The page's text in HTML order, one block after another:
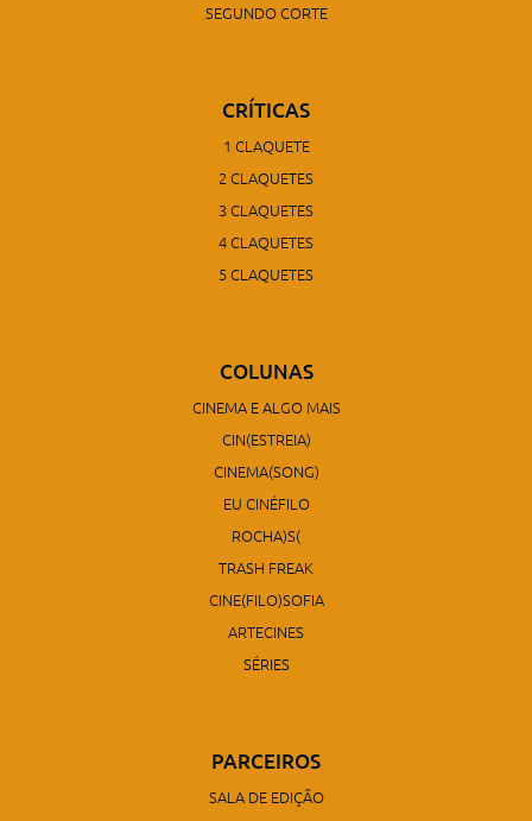
SEGUNDO CORTE
CRÍTICAS
1 CLAQUETE
2 CLAQUETES
3 CLAQUETES
4 CLAQUETES
5 CLAQUETES
COLUNAS
CINEMA E ALGO MAIS
CIN(ESTREIA)
CINEMA(SONG)
EU CINÉFILO
ROCHA)S(
TRASH FREAK
CINE(FILO)SOFIA
ARTECINES
SÉRIES
PARCEIROS
SALA DE EDIÇÃO